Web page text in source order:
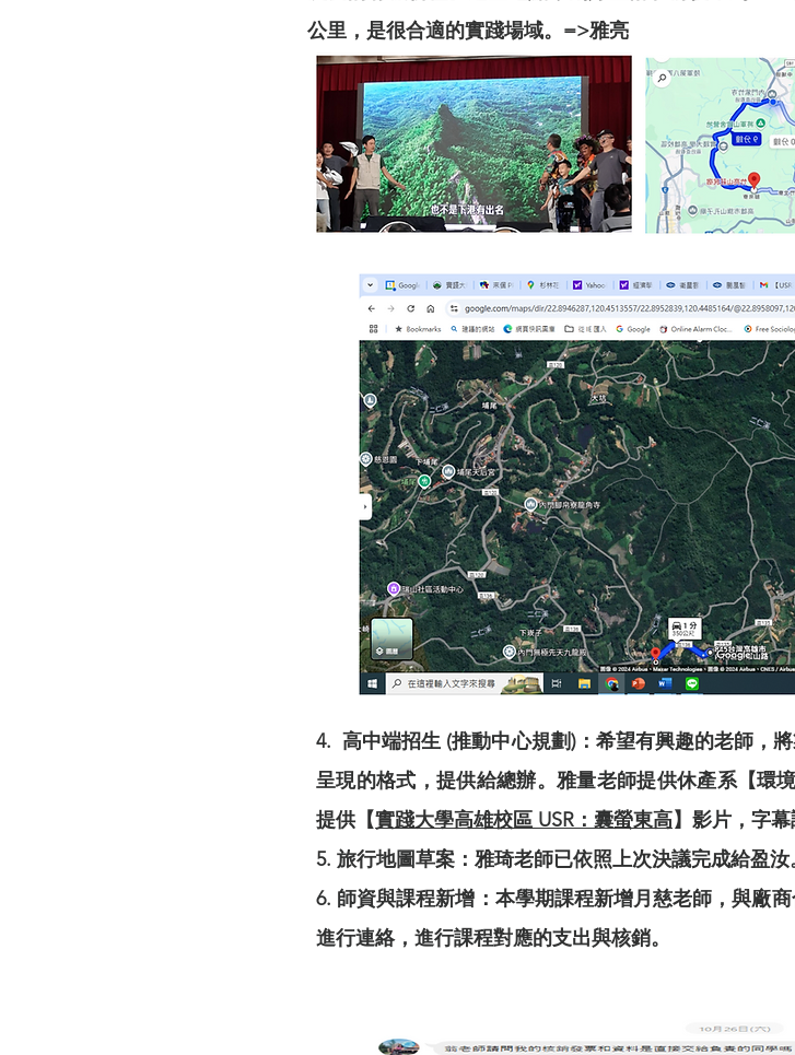
公里，是很合適的實踐場域。=>雅亮
4.高中端招生 (推動中心規劃)：希望有興趣的老師，
呈現的格式，提供給總辦。雅量老師提供休產系【環
提供【實踐大學高雄校區 USR：囊螢東高】影片，字
5. 旅行地圖草案：雅琦老師已依照上次決議完成給盈汝
6. 師資與課程新增：本學期課程新增月慈老師，與廠
進行連絡，進行課程對應的支出與核銷。